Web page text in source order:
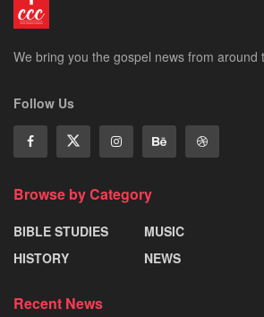
We bring you the gospel news from around
Follow Us
Browse by Category
BIBLE STUDIES
HISTORY
MUSIC
NEWS
Recent News